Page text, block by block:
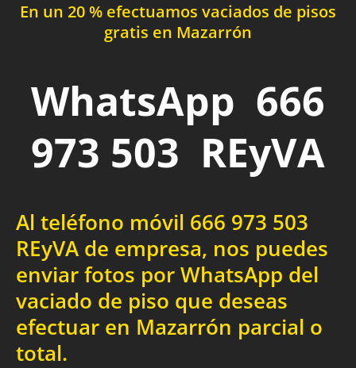
En un 20 % efectuamos vaciados de pisos
gratis en Mazarrón
WhatsApp 666
973 503 REyVA
Al teléfono móvil 666 973 503
REyVA de empresa, nos puedes
enviar fotos por WhatsApp del
vaciado de piso que deseas
efectuar en Mazarrón parcial o
total.